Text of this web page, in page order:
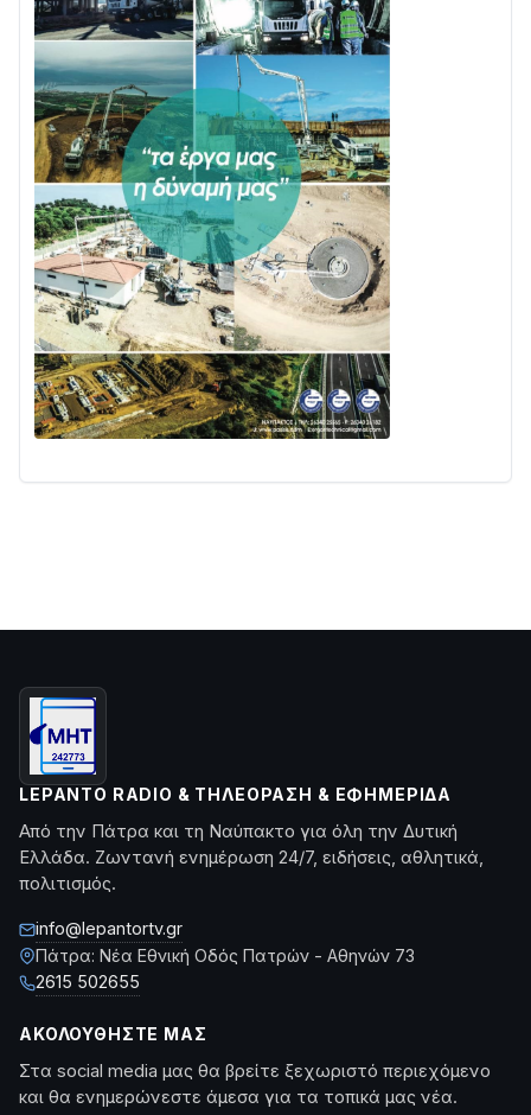
LEPANTO RADIO & ΤΗΛΕΌΡΑΣΗ & ΕΦΗΜΕΡΊΔΑ
Από την Πάτρα και τη Ναύπακτο για όλη την Δυτική
Ελλάδα. Ζωντανή ενημέρωση 24/7, ειδήσεις, αθλητικά,
πολιτισμός.
info@lepantortv.gr
Πάτρα: Νέα Εθνική Οδός Πατρών - Αθηνών 73
2615 502655
ΑΚΟΛΟΥΘΉΣΤΕ ΜΑΣ
Στα social media μας θα βρείτε ξεχωριστό περιεχόμενο
και θα ενημερώνεστε άμεσα για τα τοπικά μας νέα.